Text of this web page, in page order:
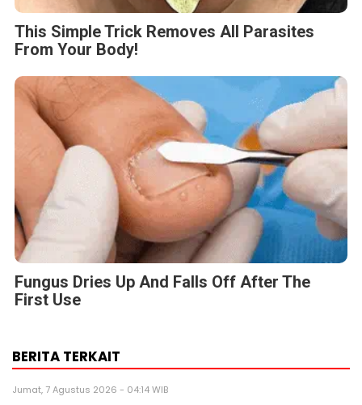
This Simple Trick Removes All Parasites
From Your Body!
Fungus Dries Up And Falls Off After The
First Use
BERITA TERKAIT
Jumat, 7 Agustus 2026 - 04:14 WIB